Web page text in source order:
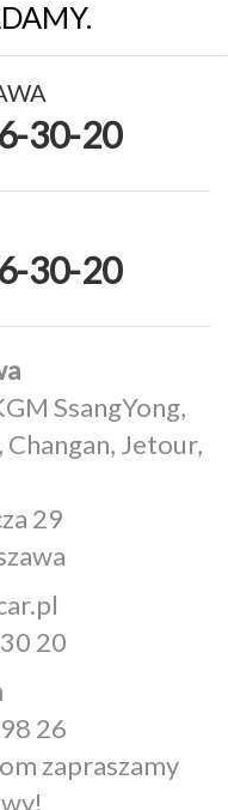
30-20
30-20
SsangYong,
Changan, Jetour,
29
20
26
zapraszamy